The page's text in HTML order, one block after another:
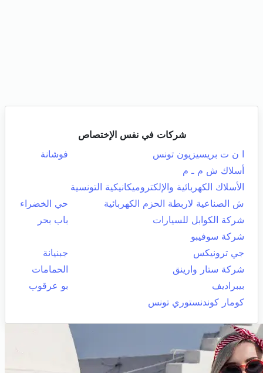
شركات في نفس الإختصاص
ا ن ت بريسيزيون تونس
فوشانة
أسلاك ش م ـ م
الأسلاك الكهربائية والإلكتروميكانيكية التونسية
ش الصناعية لاربطة الحزم الكهربائية
حي الخضراء
شركة الكوابل للسيارات
باب بحر
شركة سوفيبو
جي ترونيكس
جبنيانة
شركة ستار وارينق
الحمامات
بيبراديف
بو عرقوب
كومار كوندنستوري تونس